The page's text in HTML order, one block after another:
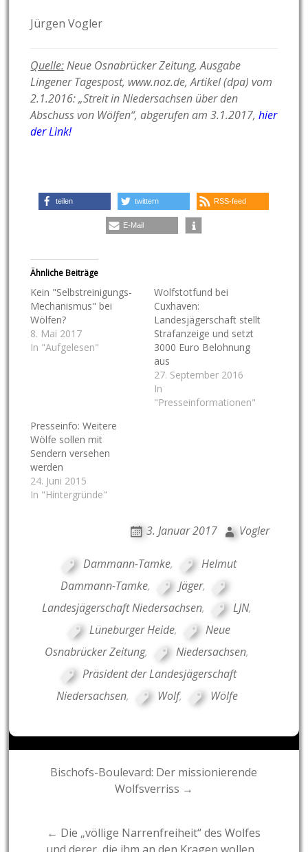
Jürgen Vogler
Quelle:Neue Osnabrücker Zeitung, Ausgabe
Lingener Tagespost, www.noz.de, Artikel (dpa) vom
2.1.2016: „Streit in Niedersachsen über den
Abschuss von Wölfen“, abgerufen am 3.1.2017, hier
der Link!
teilen twittern RSS-feed
E-Mail
Ähnliche Beiträge
Kein "Selbstreinigungs-
Mechanismus" bei
Wölfen?
8. Mai 2017
In "Aufgelesen"
Wolfstotfund bei
Cuxhaven:
Landesjägerschaft stellt
Strafanzeige und setzt
3000 Euro Belohnung
aus
27. September 2016
In
"Presseinformationen"
Presseinfo: Weitere
Wölfe sollen mit
Sendern versehen
werden
24. Juni 2015
In "Hintergründe"
3. Januar 2017 Vogler
Dammann-Tamke,
Helmut
Dammann-Tamke, Jäger,
Landesjägerschaft Niedersachsen, LJN,
Lüneburger Heide,
Neue
Osnabrücker Zeitung, Niedersachsen,
Präsident der Landesjägerschaft
Niedersachsen, Wolf, Wölfe
Post
navigation
Bischofs-Boulevard: Der missionierende
Wolfsverriss →
← Die „völlige Narrenfreiheit“ des Wolfes